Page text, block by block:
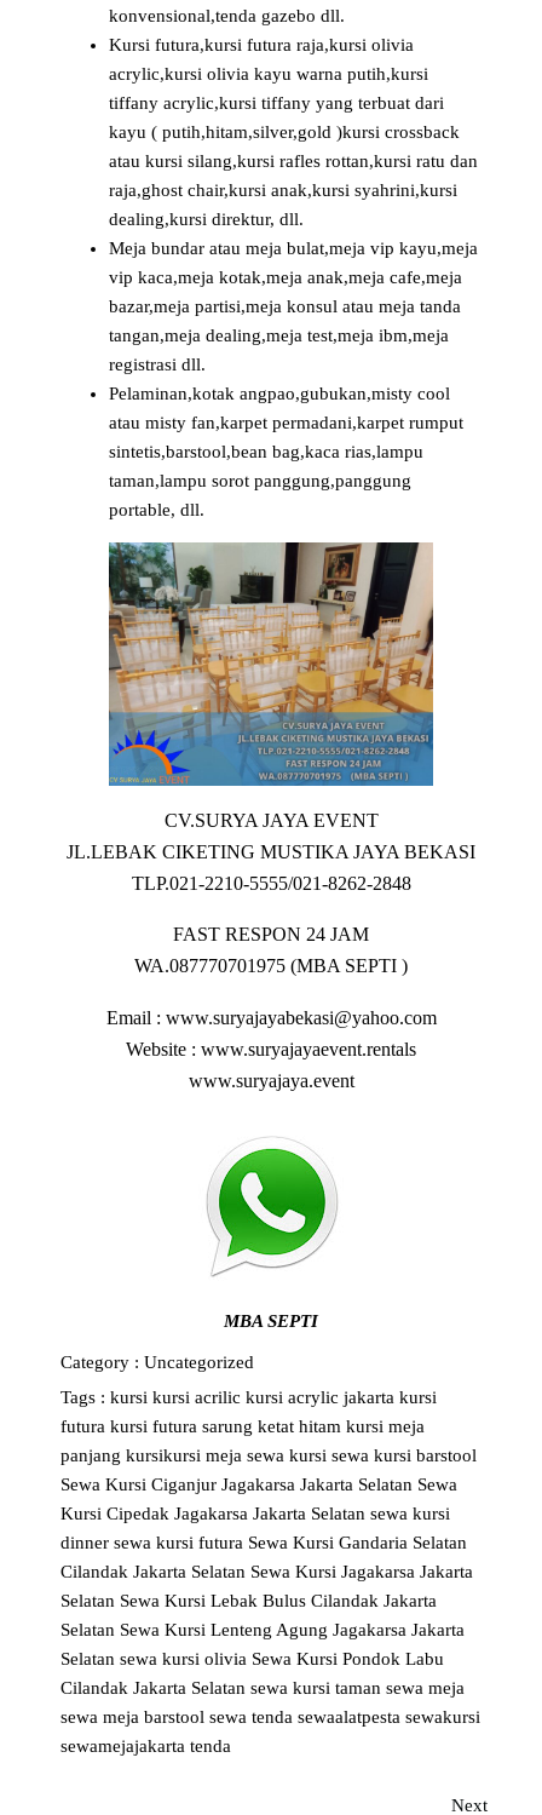
konvensional,tenda gazebo dll.
Kursi futura,kursi futura raja,kursi olivia
acrylic,kursi olivia kayu warna putih,kursi
tiffany acrylic,kursi tiffany yang terbuat dari
kayu ( putih,hitam,silver,gold )kursi crossback
atau kursi silang,kursi rafles rottan,kursi ratu dan
raja,ghost chair,kursi anak,kursi syahrini,kursi
dealing,kursi direktur, dll.
Meja bundar atau meja bulat,meja vip kayu,meja
vip kaca,meja kotak,meja anak,meja cafe,meja
bazar,meja partisi,meja konsul atau meja tanda
tangan,meja dealing,meja test,meja ibm,meja
registrasi dll.
Pelaminan,kotak angpao,gubukan,misty cool
atau misty fan,karpet permadani,karpet rumput
sintetis,barstool,bean bag,kaca rias,lampu
taman,lampu sorot panggung,panggung
portable, dll.
CV.SURYA JAYA EVENT
JL.LEBAK CIKETING MUSTIKA JAYA BEKASI
TLP.021-2210-5555/021-8262-2848
FAST RESPON 24 JAM
WA.087770701975 (MBA SEPTI )
Email : www.suryajayabekasi@yahoo.com
Website : www.suryajayaevent.rentals
www.suryajaya.event
MBA SEPTI
Category : Uncategorized
Tags : kursikursi acrilickursi acrylic jakartakursi
futurakursi futura sarung ketat hitamkursi meja
panjangkursikursimejasewa kursisewa kursi barstool
Sewa Kursi Ciganjur Jagakarsa Jakarta Selatan Sewa
Kursi Cipedak Jagakarsa Jakarta Selatansewa kursi
dinnersewa kursi futura Sewa Kursi Gandaria Selatan
Cilandak Jakarta Selatan Sewa Kursi Jagakarsa Jakarta
Selatan Sewa Kursi Lebak Bulus Cilandak Jakarta
Selatan Sewa Kursi Lenteng Agung Jagakarsa Jakarta
Selatansewa kursi olivia Sewa Kursi Pondok Labu
Cilandak Jakarta Selatansewa kursi tamansewa meja
sewa meja barstoolsewa tendasewaalatpestasewakursi
sewamejajakartatenda
Next